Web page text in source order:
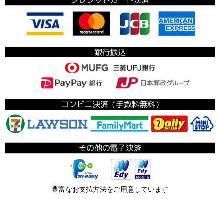
豊富なお支払方法をご用意しています